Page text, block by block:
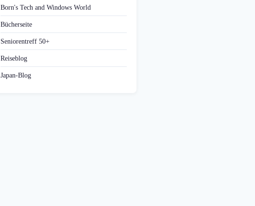
Born's Tech and Windows World
Bücherseite
Seniorentreff 50+
Reiseblog
Japan-Blog